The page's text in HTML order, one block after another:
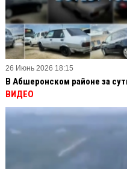
26 Июнь 2026 18:15
В Абшеронском районе за
ВИДЕО